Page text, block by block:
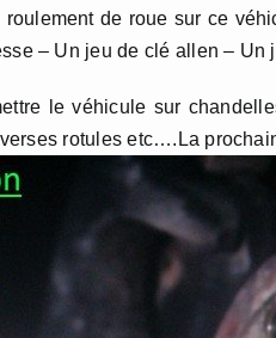
roulement de roue sur ce
– Un jeu de clé allen – Un
le véhicule sur
rotules etc….La